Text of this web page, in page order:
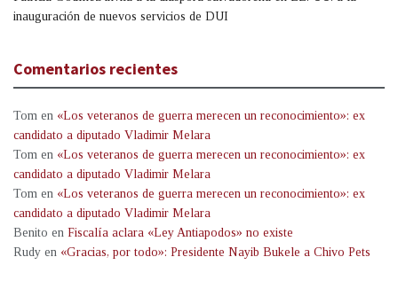
inauguración de nuevos servicios de DUI
Comentarios recientes
Tom en «Los veteranos de guerra merecen un reconocimiento»: ex
candidato a diputado Vladimir Melara
Tom en «Los veteranos de guerra merecen un reconocimiento»: ex
candidato a diputado Vladimir Melara
Tom en «Los veteranos de guerra merecen un reconocimiento»: ex
candidato a diputado Vladimir Melara
Benito en Fiscalía aclara «Ley Antiapodos» no existe
Rudy en «Gracias, por todo»: Presidente Nayib Bukele a Chivo Pets